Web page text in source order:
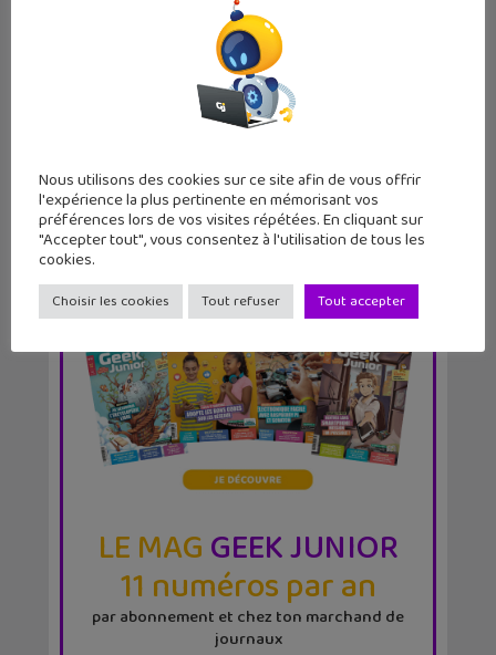
Tuto électro IA : à la découverte de
micro:bit Cre...
LE MAGGEEK JUNIOR
11 numéros par an
par abonnement et chez ton marchand de
journaux
Nous utilisons des cookies sur ce site afin de vous offrir
l'expérience la plus pertinente en mémorisant vos
préférences lors de vos visites répétées. En cliquant sur
"Accepter tout", vous consentez à l'utilisation de tous les
cookies.
Choisir les cookies Tout refuser Tout accepter